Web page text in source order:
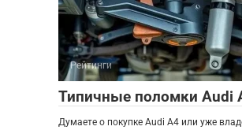
Рейтинги
Типичные поломки Audi
Думаете о покупке Audi A4 или уже